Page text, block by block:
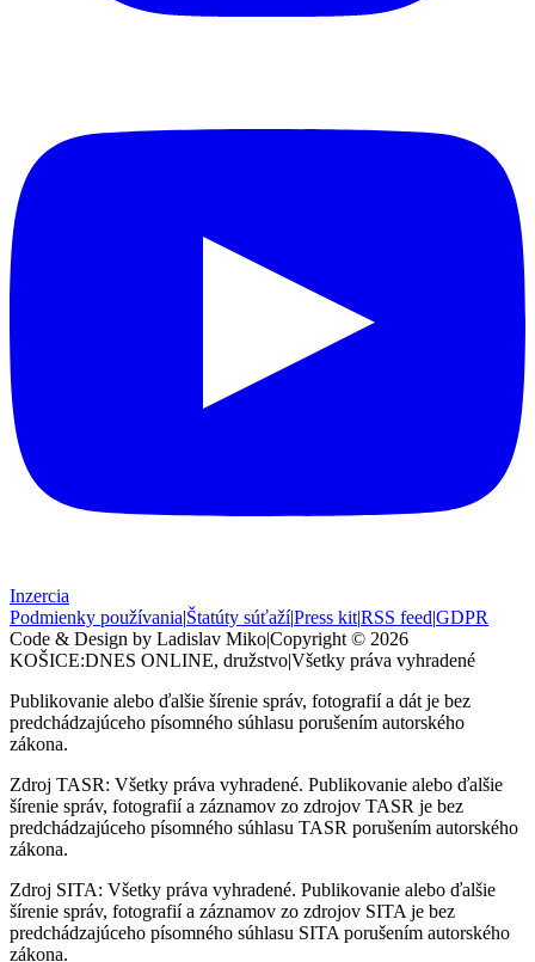
Inzercia
Podmienky používania|Štatúty súťaží|Press kit|RSS feed|GDPR
Code & Design by Ladislav Miko|Copyright © 2026
KOŠICE:DNES ONLINE, družstvo|Všetky práva vyhradené
Publikovanie alebo ďalšie šírenie správ, fotografií a dát je bez
predchádzajúceho písomného súhlasu porušením autorského
zákona.
Zdroj TASR: Všetky práva vyhradené. Publikovanie alebo ďalšie
šírenie správ, fotografií a záznamov zo zdrojov TASR je bez
predchádzajúceho písomného súhlasu TASR porušením autorského
zákona.
Zdroj SITA: Všetky práva vyhradené. Publikovanie alebo ďalšie
šírenie správ, fotografií a záznamov zo zdrojov SITA je bez
predchádzajúceho písomného súhlasu SITA porušením autorského
zákona.